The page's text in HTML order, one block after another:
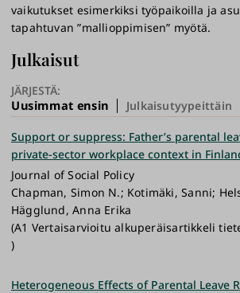
vaikutukset esimerkiksi työpaikoilla ja
tapahtuvan ”mallioppimisen” myötä.
Julkaisut
JÄRJESTÄ:
Uusimmat ensin Julkaisutyypeittäin
Support or suppress: Father’s parental
private-sector workplace context in
Journal of Social Policy
Chapman, Simon N.; Kotimäki, Sanni;
Hägglund, Anna Erika
(A1 Vertaisarvioitu alkuperäisartikkeli
)
Heterogeneous Effects of Parental Leave